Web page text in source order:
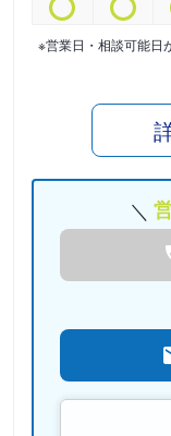
※営業日・相談可能日